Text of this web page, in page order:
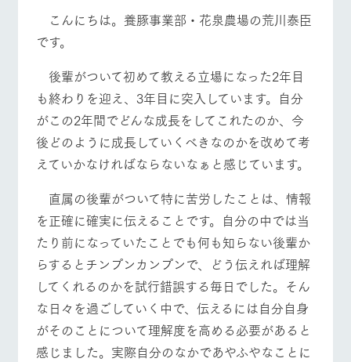
間・料金
交通アク
セス
よくいた
だく質問
団体のお
客様へ
ペットを
お連れの
お客様へ
花のある美しい
自然環境の中、
季節の移り変わ
りを存分に味わ
う
触れて、感じ
て、学ぶ。館ヶ
森の雄大な自然
なかで動物とふ
れあう
体験
ツリーハウスや
各種体験教室な
ど、楽しみなが
ら学べる様々な
アクティビティ
レストラ
ン
牧場の生産品を
知り尽くした料
理人が腕を振
い、ビュッフェ
スタイルで提供
ショップ
／お買い
物
丹精込めて育て
た生産品をはじ
め、牧場産の逸
品を取り揃えた
店舗
牧場マッ
プ
牧場マップのダ
ウンロード
周遊バス
ArkFarm Wedding
お知らせ
ブログ
お問い合わせ・資料請求
生産品カタログ・資料DL
English (Google Translate)
ネットショップ
イベント/フェア レストラン/BBQ フラワーガーデン
動物とふれあう アクティビティ/体験 ショップ/お買い物
周遊バス
こんにちは。養豚事業部・花泉農場の荒川泰臣
です。
後輩がついて初めて教える立場になった2年目
も終わりを迎え、3年目に突入しています。自分
がこの2年間でどんな成長をしてこれたのか、今
後どのように成長していくべきなのかを改めて考
えていかなければならないなぁと感じています。
直属の後輩がついて特に苦労したことは、情報
を正確に確実に伝えることです。自分の中では当
たり前になっていたことでも何も知らない後輩か
らするとチンプンカンプンで、どう伝えれば理解
してくれるのかを試行錯誤する毎日でした。そん
な日々を過ごしていく中で、伝えるには自分自身
がそのことについて理解度を高める必要があると
感じました。実際自分のなかであやふやなことに